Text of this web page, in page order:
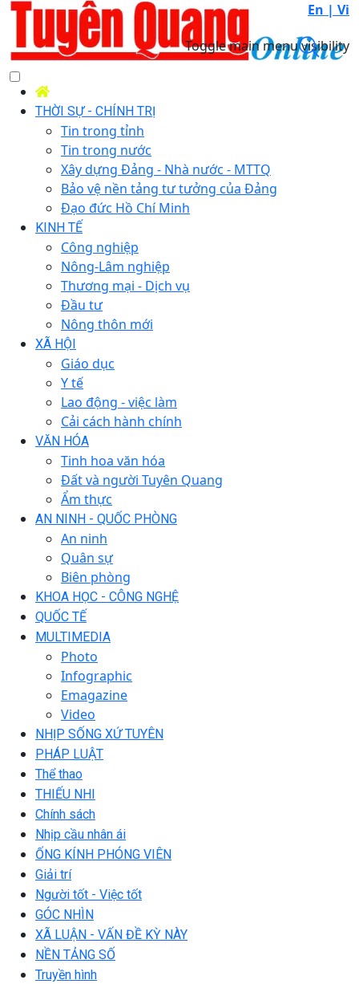
En | Vi
Toggle main menu visibility
THỜI SỰ - CHÍNH TRỊ
Tin trong tỉnh
Tin trong nước
Xây dựng Đảng - Nhà nước - MTTQ
Bảo vệ nền tảng tư tưởng của Đảng
Đạo đức Hồ Chí Minh
KINH TẾ
Công nghiệp
Nông-Lâm nghiệp
Thương mại - Dịch vụ
Đầu tư
Nông thôn mới
XÃ HỘI
Giáo dục
Y tế
Lao động - việc làm
Cải cách hành chính
VĂN HÓA
Tinh hoa văn hóa
Đất và người Tuyên Quang
Ẩm thực
AN NINH - QUỐC PHÒNG
An ninh
Quân sự
Biên phòng
KHOA HỌC - CÔNG NGHỆ
QUỐC TẾ
MULTIMEDIA
Photo
Infographic
Emagazine
Video
NHỊP SỐNG XỨ TUYÊN
PHÁP LUẬT
Thể thao
THIẾU NHI
Chính sách
Nhịp cầu nhân ái
ỐNG KÍNH PHÓNG VIÊN
Giải trí
Người tốt - Việc tốt
GÓC NHÌN
XÃ LUẬN - VẤN ĐỀ KỲ NÀY
NỀN TẢNG SỐ
Truyền hình